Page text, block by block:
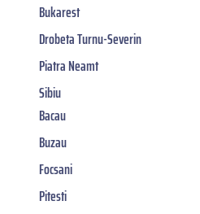
Bukarest
Drobeta Turnu-Severin
Piatra Neamt
Sibiu
Bacau
Buzau
Focsani
Pitesti